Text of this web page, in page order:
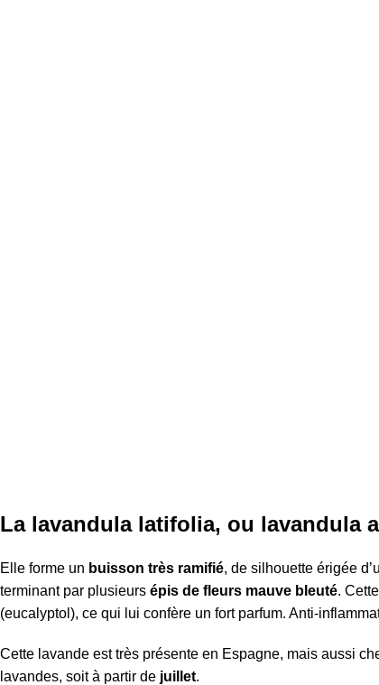
La lavandula latifolia, ou lavandula
Elle forme un buisson très ramifié, de silhouette érigée
terminant par plusieurs épis de fleurs mauve bleuté.
(eucalyptol), ce qui lui confère un fort parfum. Anti-
Cette lavande est très présente en Espagne, mais aussi
lavandes, soit à partir de juillet.